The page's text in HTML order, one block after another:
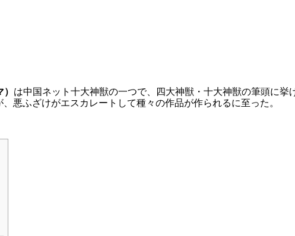
は中国ネット十大神獣の一つで、四大神獣・十大神獣の筆頭に挙
悪ふざけがエスカレートして種々の作品が作られるに至った。